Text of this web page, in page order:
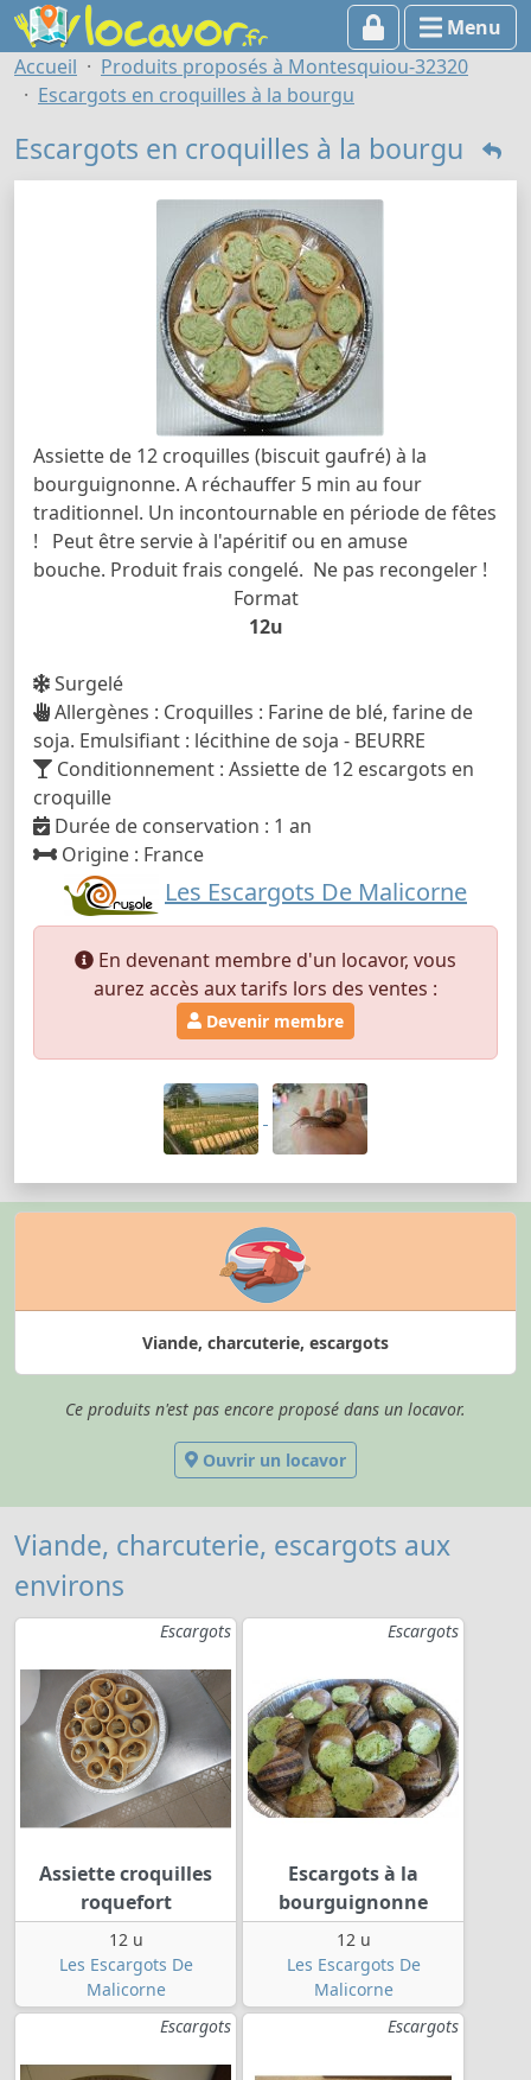
Menu
Accueil
Produits proposés à Montesquiou-32320
Escargots en croquilles à la bourgu
Escargots en croquilles à la bourgu
Assiette de 12 croquilles (biscuit gaufré) à la
bourguignonne. A réchauffer 5 min au four
traditionnel. Un incontournable en période de fêtes
! Peut être servie à l'apéritif ou en amuse
bouche. Produit frais congelé. Ne pas recongeler !
Format
12u
Surgelé
Allergènes : Croquilles : Farine de blé, farine de
soja. Emulsifiant : lécithine de soja - BEURRE
Conditionnement : Assiette de 12 escargots en
croquille
Durée de conservation : 1 an
Origine : France
Les Escargots De Malicorne
En devenant membre d'un locavor, vous
aurez accès aux tarifs lors des ventes :
Devenir membre
Viande, charcuterie, escargots
Ce produits n'est pas encore proposé dans un locavor.
Ouvrir un locavor
Viande, charcuterie, escargots aux
environs
Escargots
Assiette croquilles
roquefort
12 u
Les Escargots De
Malicorne
Escargots
Escargots à la
bourguignonne
12 u
Les Escargots De
Malicorne
Escargots
Escargots